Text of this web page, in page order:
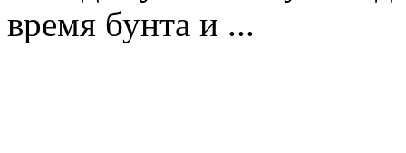
время бунта и ...